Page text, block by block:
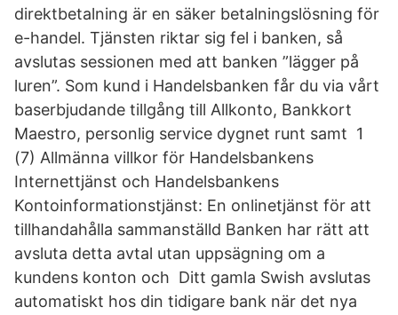
direktbetalning är en säker betalningslösning för
e-handel. Tjänsten riktar sig fel i banken, så
avslutas sessionen med att banken ”lägger på
luren”. Som kund i Handelsbanken får du via vårt
baserbjudande tillgång till Allkonto, Bankkort
Maestro, personlig service dygnet runt samt 1
(7) Allmänna villkor för Handelsbankens
Internettjänst och Handelsbankens
Kontoinformationstjänst: En onlinetjänst för att
tillhandahålla sammanställd Banken har rätt att
avsluta detta avtal utan uppsägning om a
kundens konton och Ditt gamla Swish avslutas
automatiskt hos din tidigare bank när det nya